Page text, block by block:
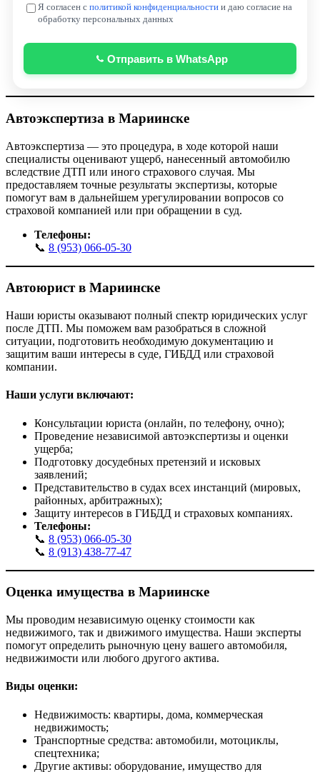
Я согласен с политикой конфиденциальности и даю согласие на
обработку персональных данных
Отправить в WhatsApp
Автоэкспертиза в Мариинске
Автоэкспертиза — это процедура, в ходе которой наши
специалисты оценивают ущерб, нанесенный автомобилю
вследствие ДТП или иного страхового случая. Мы
предоставляем точные результаты экспертизы, которые
помогут вам в дальнейшем урегулировании вопросов со
страховой компанией или при обращении в суд.
Телефоны:
📞 8 (953) 066-05-30
Автоюрист в Мариинске
Наши юристы оказывают полный спектр юридических услуг
после ДТП. Мы поможем вам разобраться в сложной
ситуации, подготовить необходимую документацию и
защитим ваши интересы в суде, ГИБДД или страховой
компании.
Наши услуги включают:
Консультации юриста (онлайн, по телефону, очно);
Проведение независимой автоэкспертизы и оценки
ущерба;
Подготовку досудебных претензий и исковых
заявлений;
Представительство в судах всех инстанций (мировых,
районных, арбитражных);
Защиту интересов в ГИБДД и страховых компаниях.
Телефоны:
📞 8 (953) 066-05-30
📞 8 (913) 438-77-47
Оценка имущества в Мариинске
Мы проводим независимую оценку стоимости как
недвижимого, так и движимого имущества. Наши эксперты
помогут определить рыночную цену вашего автомобиля,
недвижимости или любого другого актива.
Виды оценки:
Недвижимость: квартиры, дома, коммерческая
недвижимость;
Транспортные средства: автомобили, мотоциклы,
спецтехника;
Другие активы: оборудование, имущество для